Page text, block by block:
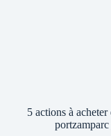
5 actions à